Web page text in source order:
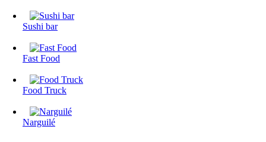
Sushi bar
Fast Food
Food Truck
Narguilé